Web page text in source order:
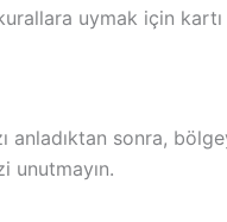
uymak için
anladıktan sonra,
unutmayın.